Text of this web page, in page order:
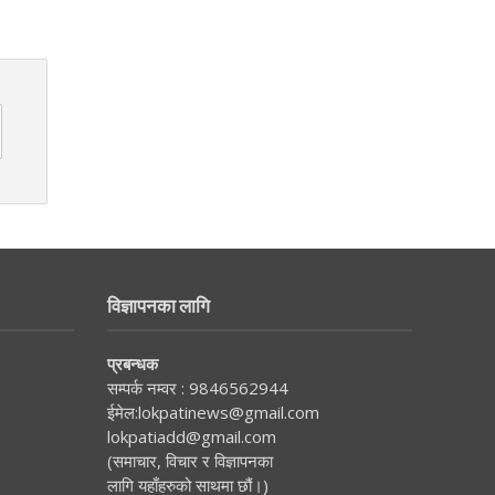
विज्ञापनका लागि
प्रबन्धक
सम्पर्क नम्वर : 9846562944
ईमेल:lokpatinews@gmail.com
lokpatiadd@gmail.com
(समाचार, विचार र विज्ञापनका
लागि यहाँहरुको साथमा छौं।)